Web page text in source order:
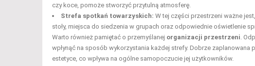
czy koce, pomoże stworzyć przytulną atmosferę.
Strefa spotkań towarzyskich: W tej części przestrzeni ważne
stoły, miejsca do siedzenia w grupach oraz odpowiednie oświetlenie
Warto również pamiętać o przemyślanej organizacji przestrzeni .
wpłynąć na sposób wykorzystania każdej strefy. Dobrze
estetyce, co wpływa na ogólne samopoczucie jej użytkowników.